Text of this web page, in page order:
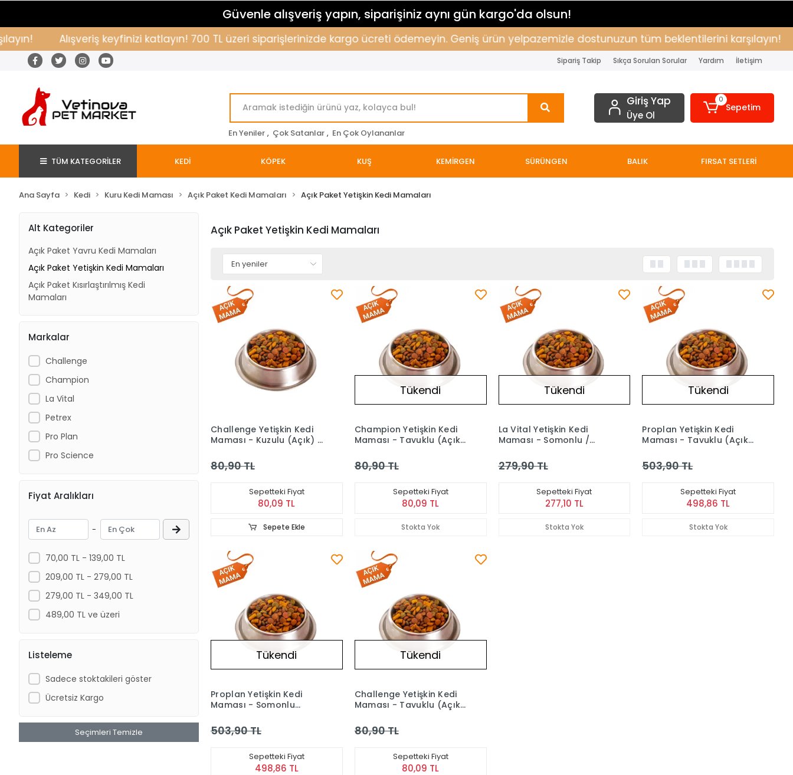
Güvenle alışveriş yapın, siparişiniz aynı gün kargo'da olsun!
Alışveriş keyfinizi katlayın! 700 TL üzeri siparişlerinizde kargo ücreti ödemeyin. Geniş ürün yelpazemizle dostunuzun tüm beklentilerini karşılayın!
Sipariş Takip Sıkça Sorulan Sorular Yardım İletişim
En Yeniler , Çok Satanlar , En Çok Oylananlar
Giriş Yap
Üye Ol
0
Sepetim
TÜM KATEGORİLER KEDİ KÖPEK KUŞ KEMİRGEN SÜRÜNGEN BALIK FIRSAT SETLERİ
Ana Sayfa Kedi Kuru Kedi Maması Açık Paket Kedi Mamaları Açık Paket Yetişkin Kedi Mamaları
Alt Kategoriler
Açık Paket Yavru Kedi Mamaları
Açık Paket Yetişkin Kedi Mamaları
Açık Paket Kısırlaştırılmış Kedi
Mamaları
Markalar
Challenge
Champion
La Vital
Petrex
Pro Plan
Pro Science
Fiyat Aralıkları
-
70,00 TL - 139,00 TL
209,00 TL - 279,00 TL
279,00 TL - 349,00 TL
489,00 TL ve üzeri
Listeleme
Sadece stoktakileri göster
Ücretsiz Kargo
Seçimleri Temizle
Açık Paket Yetişkin Kedi Mamaları
Challenge Yetişkin Kedi
Maması - Kuzulu (Açık) 1
80,90 TL
Sepetteki Fiyat
80,09 TL
Sepete Ekle
Tükendi
Champion Yetişkin Kedi
Maması - Tavuklu (Açık)
80,90 TL
Sepetteki Fiyat
80,09 TL
Stokta Yok
Tükendi
La Vital Yetişkin Kedi
Maması - Somonlu /
279,90 TL
Sepetteki Fiyat
277,10 TL
Stokta Yok
Tükendi
Proplan Yetişkin Kedi
Maması - Tavuklu (Açık)
503,90 TL
Sepetteki Fiyat
498,86 TL
Stokta Yok
Tükendi
Proplan Yetişkin Kedi
Maması - Somonlu
503,90 TL
Sepetteki Fiyat
498,86 TL
Tükendi
Challenge Yetişkin Kedi
Maması - Tavuklu (Açık)
80,90 TL
Sepetteki Fiyat
80,09 TL